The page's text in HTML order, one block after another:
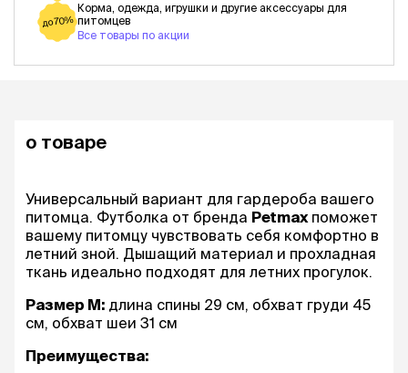
до 70%
Корма, одежда, игрушки и другие аксессуары для
питомцев
Все товары по акции
о товаре
Универсальный вариант для гардероба вашего
питомца. Футболка от бренда Petmax поможет
вашему питомцу чувствовать себя комфортно в
летний зной. Дышащий материал и прохладная
ткань идеально подходят для летних прогулок.
Размер M: длина спины 29 см, обхват груди 45
см, обхват шеи 31 см
Преимущества: